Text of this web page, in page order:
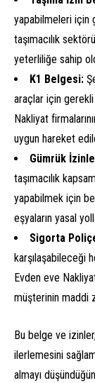
yapabilmeleri için
taşımacılık
yeterliliğe sahip
K1 Belgesi:
araçlar için
Nakliyat
uygun hareket
Gümrük
taşımacılık
yapabilmek için
eşyaların yasal
Sigorta
karşılaşabileceği
Evden eve
müşterinin maddi
Bu belge ve
ilerlemesini
almayı